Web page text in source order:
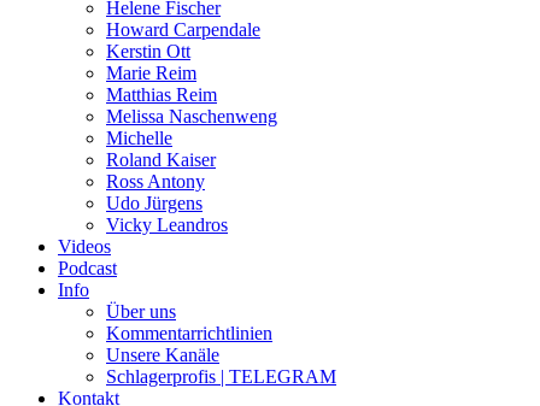
Helene Fischer
Howard Carpendale
Kerstin Ott
Marie Reim
Matthias Reim
Melissa Naschenweng
Michelle
Roland Kaiser
Ross Antony
Udo Jürgens
Vicky Leandros
Videos
Podcast
Info
Über uns
Kommentarrichtlinien
Unsere Kanäle
Schlagerprofis | TELEGRAM
Kontakt